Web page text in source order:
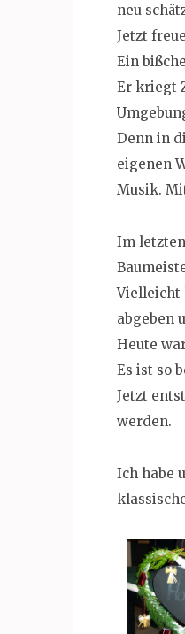
neu
Jetzt
Ein
Er kriegt
Denn in
eigenen
Musik.
Im
Vielleicht
abgeben
Heute
Es ist so
Jetzt
werden.
Ich habe